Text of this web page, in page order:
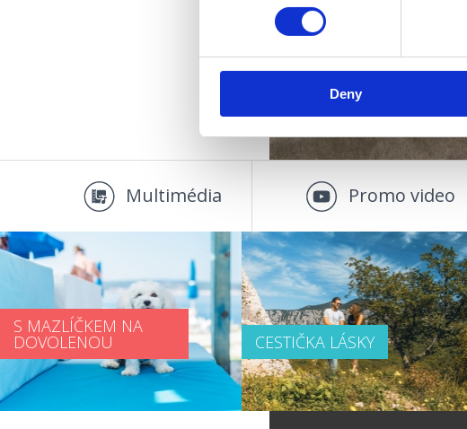
Deny
Multimédia Promo video
S MAZLÍČKEM NA
DOVOLENOU CESTIČKA LÁSKY